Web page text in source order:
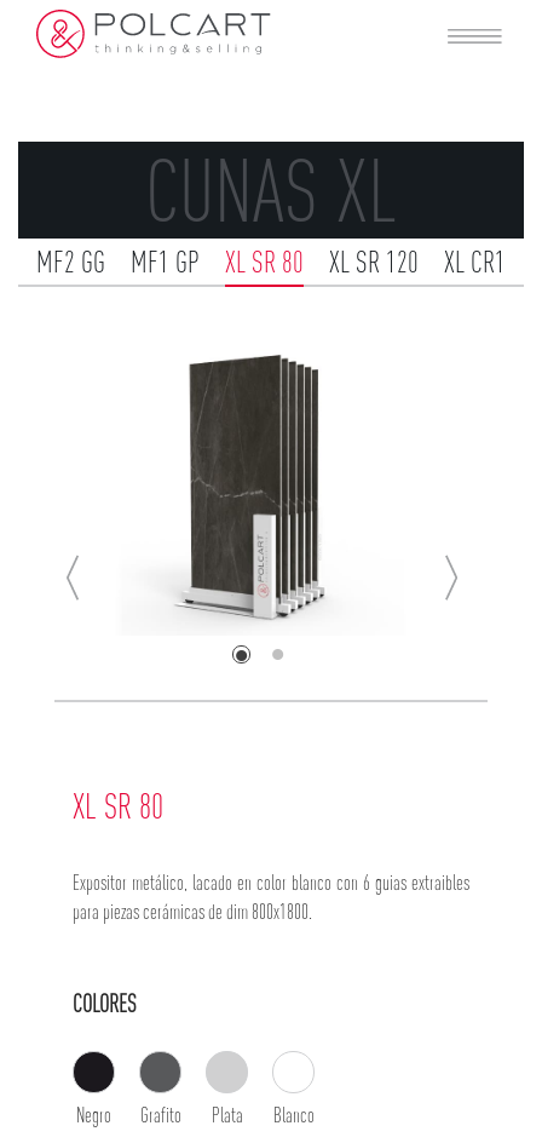
CUNAS XL
MF2 GG MF1 GP XL SR 80 XL SR 120 XL CR1
XL SR 80
Expositor metálico, lacado en color blanco con 6 guias extraibles
para piezas cerámicas de dim 800x1800.
COLORES
Negro Grafito Plata Blanco